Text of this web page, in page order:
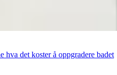
hva det koster å oppgradere badet